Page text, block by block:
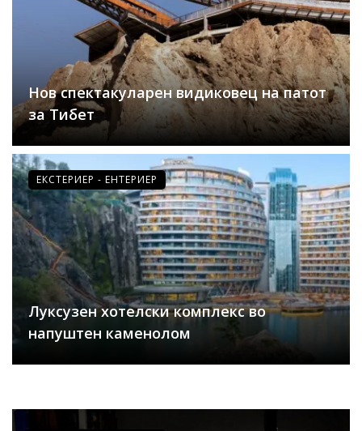
Нов спектакуларен видиковец на патот
за Тибет
Луксузен хотелски комплекс во
напуштен каменолом
ЕКСТЕРИЕР - ЕНТЕРИЕР